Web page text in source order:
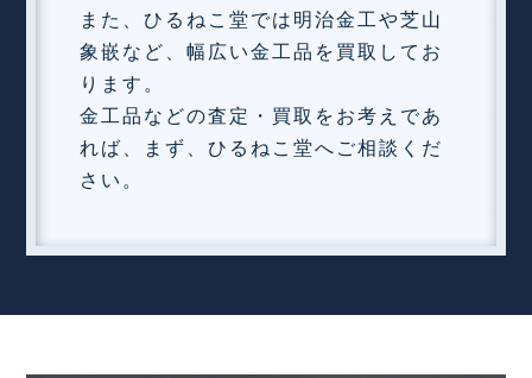
また、ひるねこ堂では明治金工や芝山
象嵌など、幅広い金工品を買取してお
ります。
金工品などの査定・買取をお考えであ
れば、まず、ひるねこ堂へご相談くだ
さい。